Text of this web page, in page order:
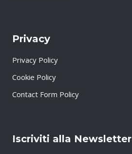
Privacy
Privacy Policy
Cookie Policy
Contact Form Policy
Iscriviti alla Newsletter